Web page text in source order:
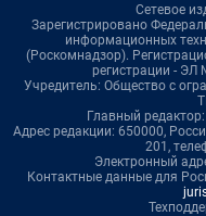
Сетевое
Зарегистрировано
информационных
(Роскомнадзор).
регистрации - ЭЛ
Учредитель: Общество с
Главный
Адрес редакции: 650000,
201,
Электронный
Контактные данные для